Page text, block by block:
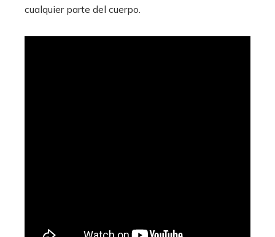
cualquier parte del cuerpo.